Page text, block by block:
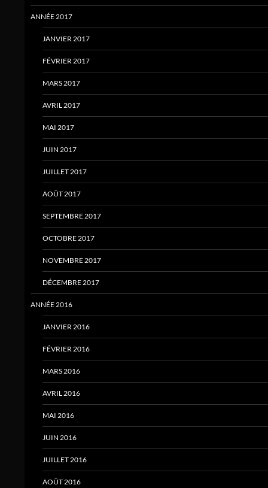
ANNÉE 2017
JANVIER 2017
FÉVRIER 2017
MARS 2017
AVRIL 2017
MAI 2017
JUIN 2017
JUILLET 2017
AOÛT 2017
SEPTEMBRE 2017
OCTOBRE 2017
NOVEMBRE 2017
DÉCEMBRE 2017
ANNÉE 2016
JANVIER 2016
FÉVRIER 2016
MARS 2016
AVRIL 2016
MAI 2016
JUIN 2016
JUILLET 2016
AOÛT 2016